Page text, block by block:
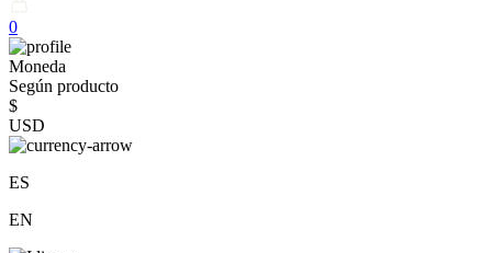
0
Moneda
Según producto
$
USD
ES
EN